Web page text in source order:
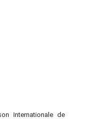
Internationale de